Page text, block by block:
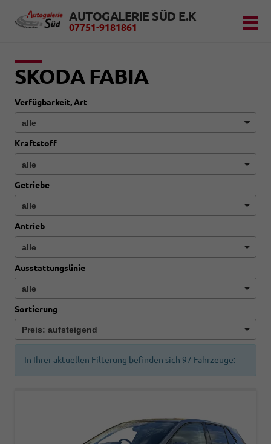
AUTOGALERIE SÜD E.K
07751-9181861
SKODA FABIA
Verfügbarkeit, Art
Kraftstoff
Getriebe
Antrieb
Ausstattungslinie
Sortierung
In Ihrer aktuellen Filterung befinden sich 97 Fahrzeuge: